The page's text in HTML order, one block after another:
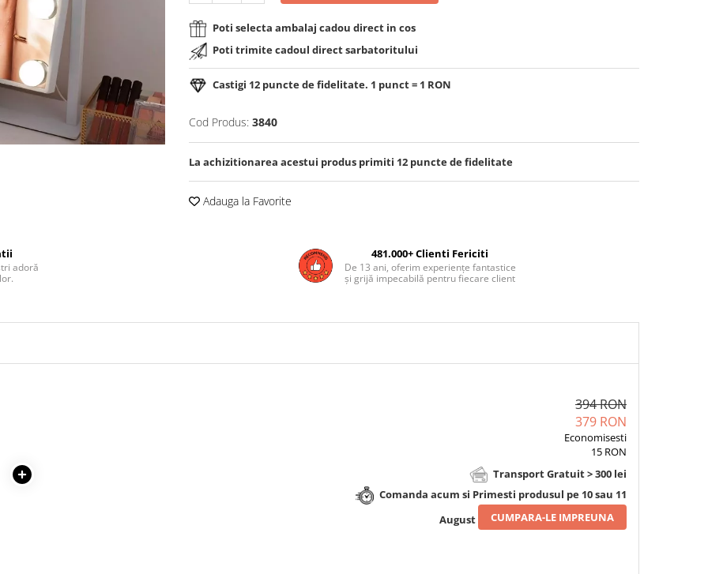
Poti selecta ambalaj cadou direct in cos
Poti trimite cadoul direct sarbatoritului
Castigi 12 puncte de fidelitate. 1 punct = 1 RON
Cod Produs: 3840
La achizitionarea acestui produs primiti 12 puncte de fidelitate
Adauga la Favorite
adoră
481.000+ Clienti Fericiti
De 13 ani, oferim experiențe fantastice
și grijă impecabilă pentru fiecare client
394 RON
379 RON
Economisesti
15 RON
Transport Gratuit > 300 lei
Comanda acum si Primesti produsul pe 10 sau 11
August
CUMPARA-LE IMPREUNA